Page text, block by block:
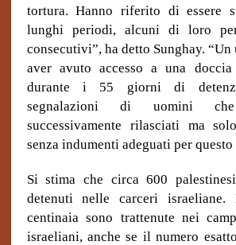
tortura. Hanno riferito di essere
lunghi periodi, alcuni di loro
consecutivi”, ha detto Sunghay.
aver avuto accesso a una
durante i 55 giorni di
segnalazioni di uomini
successivamente rilasciati ma
senza indumenti adeguati per
Si stima che circa 600
detenuti nelle carceri
centinaia sono trattenute nei
israeliani, anche se il numero